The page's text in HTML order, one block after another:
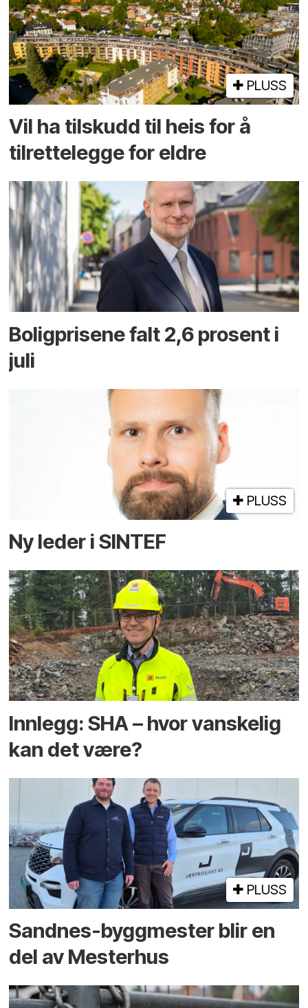
PLUSS
Vil ha tilskudd til heis for å
tilrettelegge for eldre
Boligprisene falt 2,6 prosent i
juli
PLUSS
Ny leder i SINTEF
Innlegg: SHA – hvor vanskelig
kan det være?
PLUSS
Sandnes-byggmester blir en
del av Mesterhus